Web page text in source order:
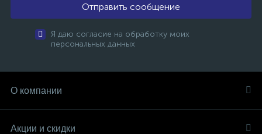
Отправить сообщение
Я даю согласие на обработку моих
персональных данных
О компании
Акции и скидки